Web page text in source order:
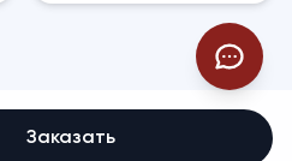
Заказать